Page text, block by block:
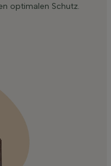
optimalen Schutz.